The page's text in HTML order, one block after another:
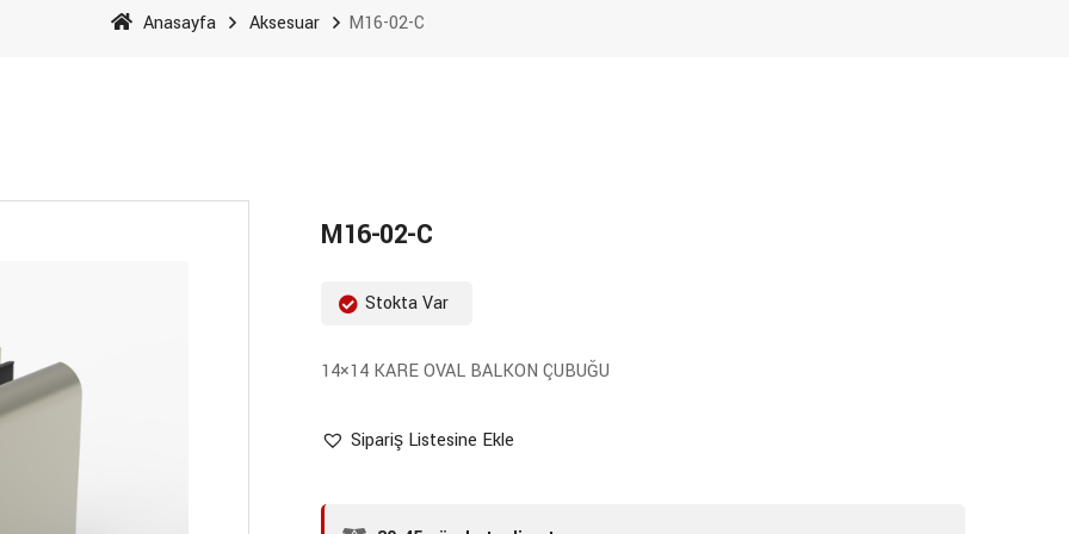
Anasayfa Aksesuar M16-02-C
M16-02-C
Stokta Var
14×14 KARE OVAL BALKON ÇUBUĞU
Sipariş Listesine Ekle